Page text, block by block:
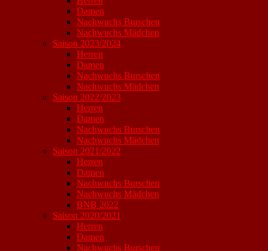
Damen
Nachwuchs Burschen
Nachwuchs Mädchen
Saison 2023/2024
Herren
Damen
Nachwuchs Burschen
Nachwuchs Mädchen
Saison 2022/2023
Herren
Damen
Nachwuchs Burschen
Nachwuchs Mädchen
Saison 2021/2022
Herren
Damen
Nachwuchs Burschen
Nachwuchs Mädchen
BNB 2022
Saison 2020/2021
Herren
Damen
Nachwuchs Burschen